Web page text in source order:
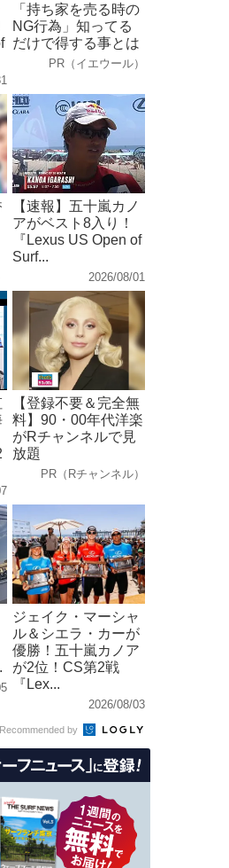
「持ち家を売る時の
NG行為」知ってる
だけで得する事とは
PR（イエウール）
【速報】五十嵐カノ
アがベスト8入り！
『Lexus US Open of
Surf...
2026/08/01
【登録不要＆完全無
料】90・00年代洋楽
がRチャンネルで見
放題
PR（Rチャンネル）
ジェイク・マーシャ
ル＆シエラ・カーが
優勝！五十嵐カノア
が2位！CS第2戦
『Lex...
2026/08/03
Recommended by